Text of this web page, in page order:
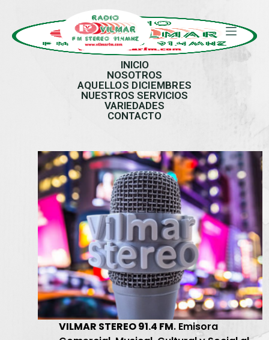
INICIO
NOSOTROS
AQUELLOS DICIEMBRES
NUESTROS SERVICIOS
VARIEDADES
CONTACTO
VILMAR STEREO 91.4 FM. Emisora